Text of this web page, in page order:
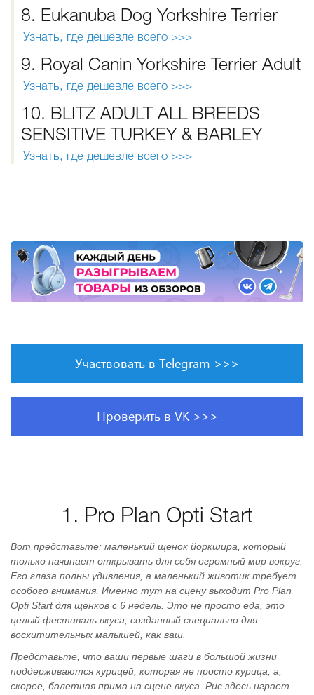
8. Eukanuba Dog Yorkshire Terrier
Узнать, где дешевле всего >>>
9. Royal Canin Yorkshire Terrier Adult
Узнать, где дешевле всего >>>
10. BLITZ ADULT ALL BREEDS
SENSITIVE TURKEY & BARLEY
Узнать, где дешевле всего >>>
Участвовать в Telegram >>>
Проверить в VK >>>
1. Pro Plan Opti Start
Вот представьте: маленький щенок йоркшира, который
только начинает открывать для себя огромный мир вокруг.
Его глаза полны удивления, а маленький животик требует
особого внимания. Именно тут на сцену выходит Pro Plan
Opti Start для щенков с 6 недель. Это не просто еда, это
целый фестиваль вкуса, созданный специально для
восхитительных малышей, как ваш.
Представьте, что ваши первые шаги в большой жизни
поддерживаются курицей, которая не просто курица, а,
скорее, балетная прима на сцене вкуса. Рис здесь играет